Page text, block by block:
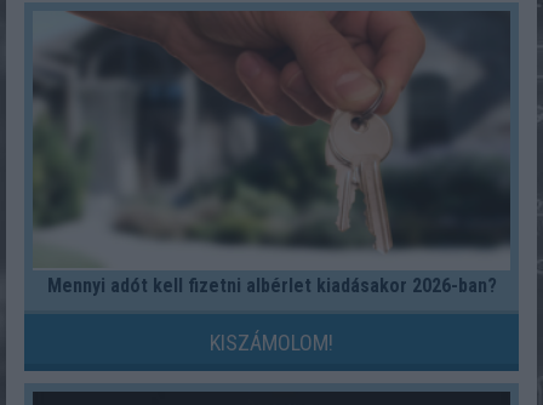
Mennyi adót kell fizetni albérlet kiadásakor 2026-ban?
KISZÁMOLOM!